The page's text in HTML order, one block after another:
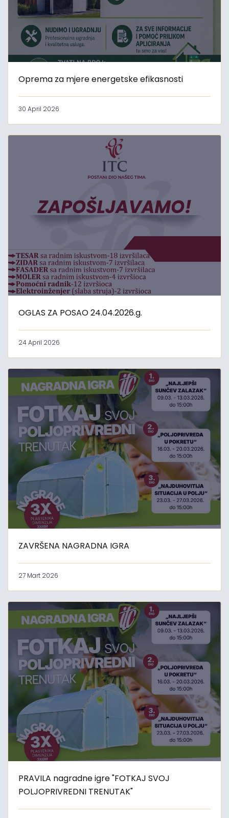
Oprema za mjere energetske efikasnosti
30 April 2026
OGLAS ZA POSAO 24.04.2026.g.
24 April 2026
ZAVRŠENA NAGRADNA IGRA
27 Mart 2026
PRAVILA nagradne igre "FOTKAJ SVOJ
POLJOPRIVREDNI TRENUTAK"